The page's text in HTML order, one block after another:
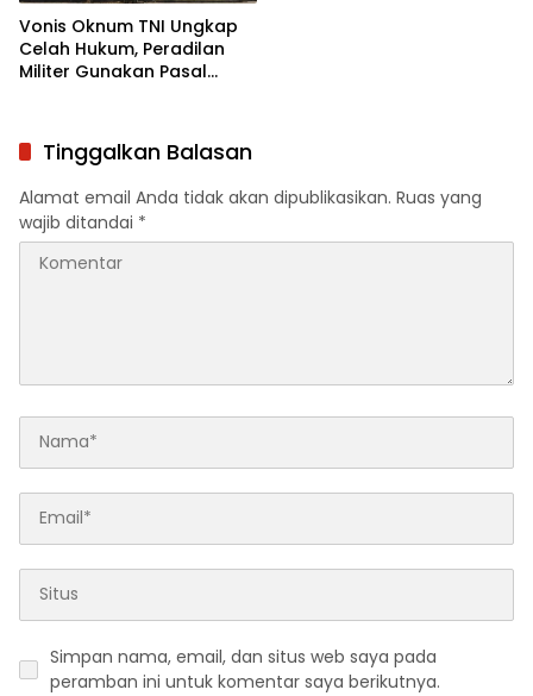
Vonis Oknum TNI Ungkap
Celah Hukum, Peradilan
Militer Gunakan Pasal
Tinggalkan Balasan
Alamat email Anda tidak akan dipublikasikan. Ruas yang
wajib ditandai *
Simpan nama, email, dan situs web saya pada
peramban ini untuk komentar saya berikutnya.